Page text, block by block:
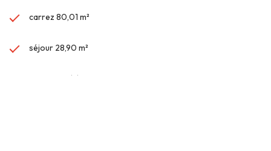
carrez 80,01 m²
séjour 28,90 m²
3 chambre(s)